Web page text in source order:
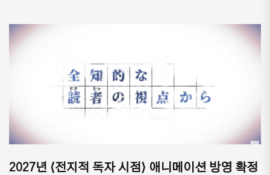
2027년 ⟨전지적 독자 시점⟩ 애니메이션 방영 확정